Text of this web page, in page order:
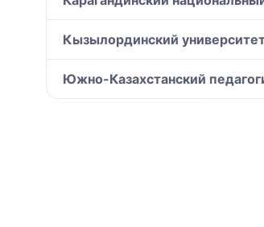
Кызылординский
Южно-Казахстанский